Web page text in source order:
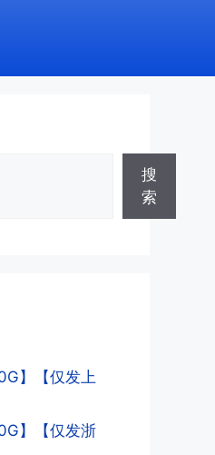
搜
索
】【仅发上
】【仅发浙